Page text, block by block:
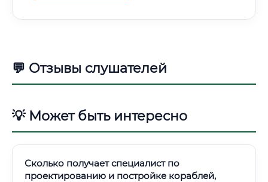
💬 Отзывы слушателей
💡 Может быть интересно
Сколько получает специалист по
проектированию и постройке кораблей,